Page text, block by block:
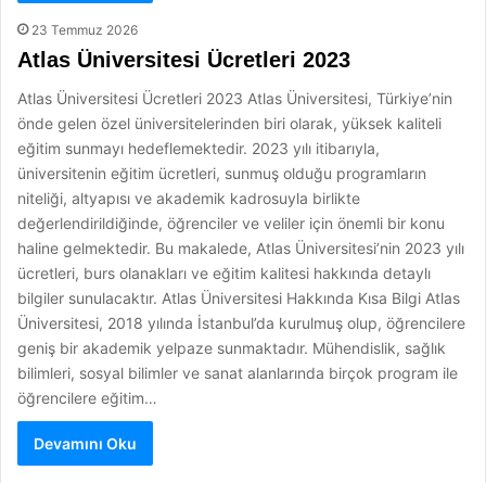
23 Temmuz 2026
Atlas Üniversitesi Ücretleri 2023
Atlas Üniversitesi Ücretleri 2023 Atlas Üniversitesi, Türkiye’nin
önde gelen özel üniversitelerinden biri olarak, yüksek kaliteli
eğitim sunmayı hedeflemektedir. 2023 yılı itibarıyla,
üniversitenin eğitim ücretleri, sunmuş olduğu programların
niteliği, altyapısı ve akademik kadrosuyla birlikte
değerlendirildiğinde, öğrenciler ve veliler için önemli bir konu
haline gelmektedir. Bu makalede, Atlas Üniversitesi’nin 2023 yılı
ücretleri, burs olanakları ve eğitim kalitesi hakkında detaylı
bilgiler sunulacaktır. Atlas Üniversitesi Hakkında Kısa Bilgi Atlas
Üniversitesi, 2018 yılında İstanbul’da kurulmuş olup, öğrencilere
geniş bir akademik yelpaze sunmaktadır. Mühendislik, sağlık
bilimleri, sosyal bilimler ve sanat alanlarında birçok program ile
öğrencilere eğitim…
Devamını Oku